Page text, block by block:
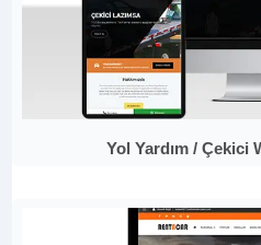
Yol Yardım / Çekici